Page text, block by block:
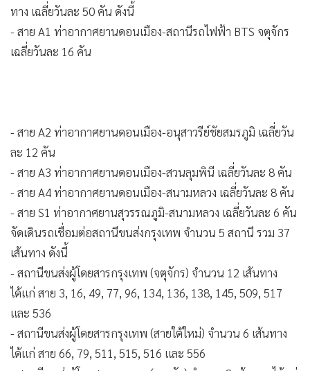
ทาง เฉลี่ยวันละ 50 คัน ดังนี้
- สาย A1 ท่าอากาศยานดอนเมือง-สถานีรถไฟฟ้า BTS จตุจักร
เฉลี่ยวันละ 16 คัน
- สาย A2 ท่าอากาศยานดอนเมือง-อนุสาวรีย์ชัยสมรภูมิ เฉลี่ยวัน
ละ 12 คัน
- สาย A3 ท่าอากาศยานดอนเมือง-สวนลุมพินี เฉลี่ยวันละ 8 คัน
- สาย A4 ท่าอากาศยานดอนเมือง-สนามหลวง เฉลี่ยวันละ 8 คัน
- สาย S1 ท่าอากาศยานสุวรรณภูมิ-สนามหลวง เฉลี่ยวันละ 6 คัน
จัดเดินรถเชื่อมต่อสถานีขนส่งกรุงเทพ จำนวน 5 สถานี รวม 37
เส้นทาง ดังนี้
- สถานีขนส่งผู้โดยสารกรุงเทพ (จตุจักร) จำนวน 12 เส้นทาง
ได้แก่ สาย 3, 16, 49, 77, 96, 134, 136, 138, 145, 509, 517
และ 536
- สถานีขนส่งผู้โดยสารกรุงเทพ (สายใต้ใหม่) จำนวน 6 เส้นทาง
ได้แก่ สาย 66, 79, 511, 515, 516 และ 556